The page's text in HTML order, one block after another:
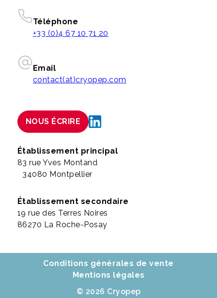
Téléphone
+33 (0)4 67 10 71 20
Email
contact(at)cryopep.com
NOUS ÉCRIRE
Établissement principal
83 rue Yves Montand
34080 Montpellier
Établissement secondaire
19 rue des Terres Noires
86270 La Roche-Posay
Conditions générales de vente
Mentions légales
© 2026 Cryopep